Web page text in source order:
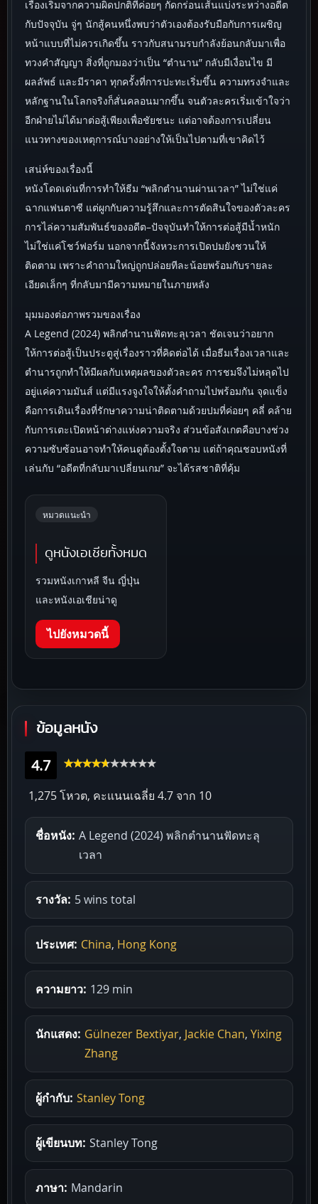
เรื่องเริ่มจากความผิดปกติที่ค่อยๆ กัดกร่อนเส้นแบ่งระหว่างอดีต
กับปัจจุบัน จู่ๆ นักสู้คนหนึ่งพบว่าตัวเองต้องรับมือกับการเผชิญ
หน้าแบบที่ไม่ควรเกิดขึ้น ราวกับสนามรบกำลังย้อนกลับมาเพื่อ
ทวงคำสัญญา สิ่งที่ถูกมองว่าเป็น “ตำนาน” กลับมีเงื่อนไข มี
ผลลัพธ์ และมีราคา ทุกครั้งที่การปะทะเริ่มขึ้น ความทรงจำและ
หลักฐานในโลกจริงก็สั่นคลอนมากขึ้น จนตัวละครเริ่มเข้าใจว่า
อีกฝ่ายไม่ได้มาต่อสู้เพียงเพื่อชัยชนะ แต่อาจต้องการเปลี่ยน
แนวทางของเหตุการณ์บางอย่างให้เป็นไปตามที่เขาคิดไว้
เสน่ห์ของเรื่องนี้
หนังโดดเด่นที่การทำให้ธีม “พลิกตำนานผ่านเวลา” ไม่ใช่แค่
ฉากแฟนตาซี แต่ผูกกับความรู้สึกและการตัดสินใจของตัวละคร
การไล่ความสัมพันธ์ของอดีต–ปัจจุบันทำให้การต่อสู้มีน้ำหนัก
ไม่ใช่แค่โชว์ฟอร์ม นอกจากนี้จังหวะการเปิดปมยังชวนให้
ติดตาม เพราะคำถามใหญ่ถูกปล่อยทีละน้อยพร้อมกับรายละ
เอียดเล็กๆ ที่กลับมามีความหมายในภายหลัง
มุมมองต่อภาพรวมของเรื่อง
A Legend (2024) พลิกตำนานฟัดทะลุเวลา ชัดเจนว่าอยาก
ให้การต่อสู้เป็นประตูสู่เรื่องราวที่คิดต่อได้ เมื่อธีมเรื่องเวลาและ
ตำนารถูกทำให้มีผลกับเหตุผลของตัวละคร การชมจึงไม่หลุดไป
อยู่แค่ความมันส์ แต่มีแรงจูงใจให้ตั้งคำถามไปพร้อมกัน จุดแข็ง
คือการเดินเรื่องที่รักษาความน่าติดตามด้วยปมที่ค่อยๆ คลี่ คล้าย
กับการเตะเปิดหน้าต่างแห่งความจริง ส่วนข้อสังเกตคือบางช่วง
ความซับซ้อนอาจทำให้คนดูต้องตั้งใจตาม แต่ถ้าคุณชอบหนังที่
เล่นกับ “อดีตที่กลับมาเปลี่ยนเกม” จะได้รสชาติที่คุ้ม
หมวดแนะนำ
ดูหนังเอเชียทั้งหมด
รวมหนังเกาหลี จีน ญี่ปุ่น
และหนังเอเชียน่าดู
ไปยังหมวดนี้
ข้อมูลหนัง
4.7
1,275 โหวต, คะแนนเฉลี่ย 4.7 จาก 10
ชื่อหนัง: A Legend (2024) พลิกตำนานฟัดทะลุ
เวลา
รางวัล: 5 wins total
ประเทศ: China, Hong Kong
ความยาว: 129 min
นักแสดง: Gülnezer Bextiyar, Jackie Chan, Yixing
Zhang
ผู้กำกับ: Stanley Tong
ผู้เขียนบท: Stanley Tong
ภาษา: Mandarin